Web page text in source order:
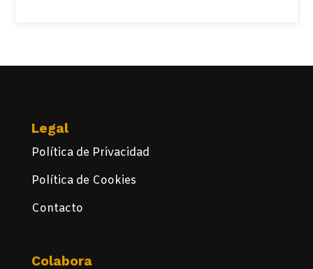
Legal
Política de Privacidad
Política de Cookies
Contacto
Colabora